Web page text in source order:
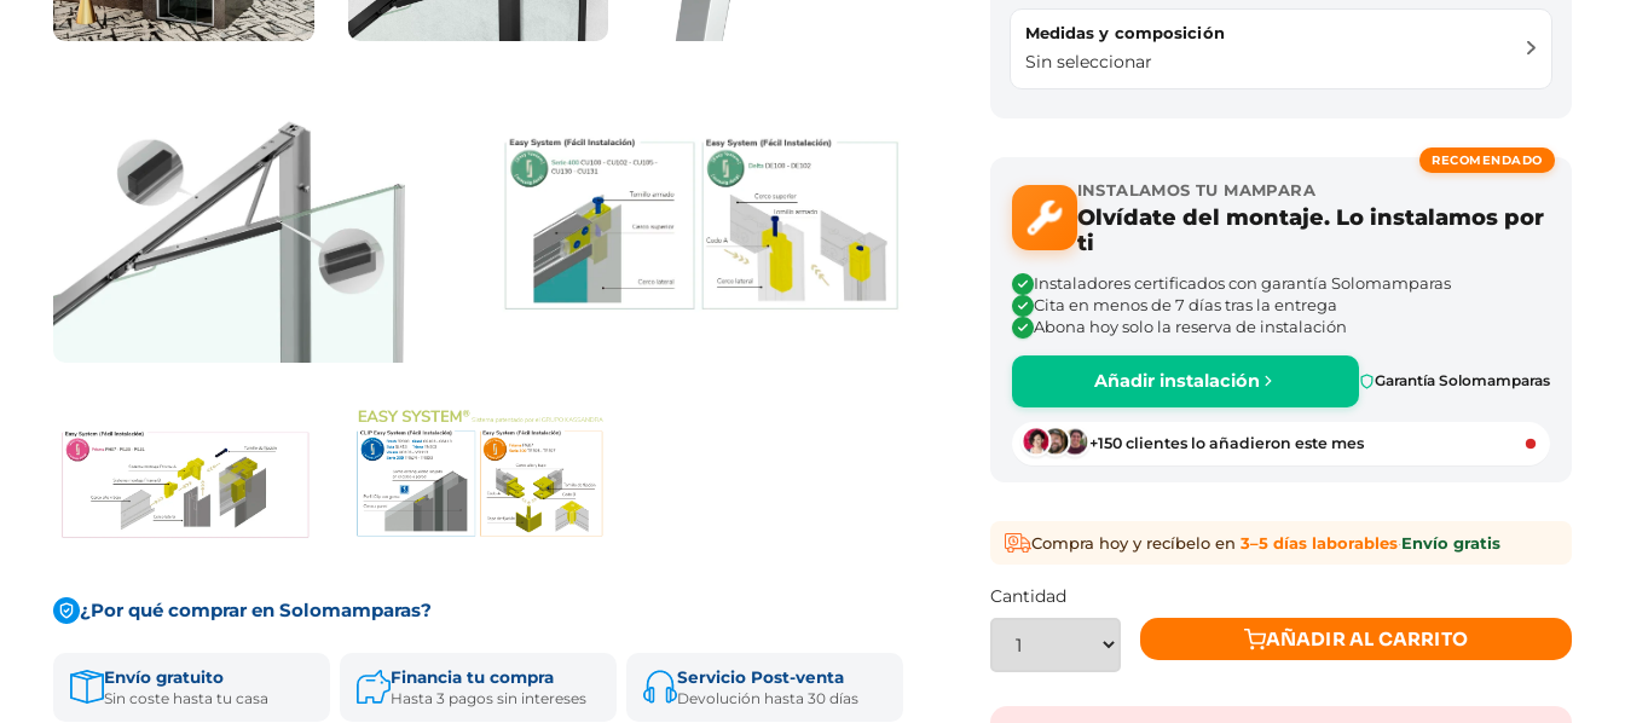
¿Por qué comprar en Solomamparas?
Envío gratuito
Sin coste hasta tu casa
Financia tu compra
Hasta 3 pagos sin intereses
Servicio Post-venta
Devolución hasta 30 días
Medidas y composición
Sin seleccionar
RECOMENDADO
INSTALAMOS TU MAMPARA
Olvídate del montaje. Lo instalamos por
ti
Instaladores certificados con garantía Solomamparas
Cita en menos de 7 días tras la entrega
Abona hoy solo la reserva de instalación
Añadir instalación Garantía Solomamparas
+150 clientes lo añadieron este mes
Compra hoy y recíbelo en 3–5 días laborables·Envío gratis
Cantidad
AÑADIR AL CARRITO